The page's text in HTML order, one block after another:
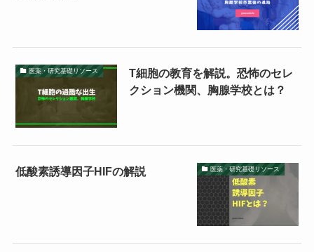
医薬・研究基礎リソース
T細胞の教育を解説。恐怖のセレ
クション機関、胸腺学校とは？
医薬・研究基礎リソース
低酸素誘導因子HIFの解説